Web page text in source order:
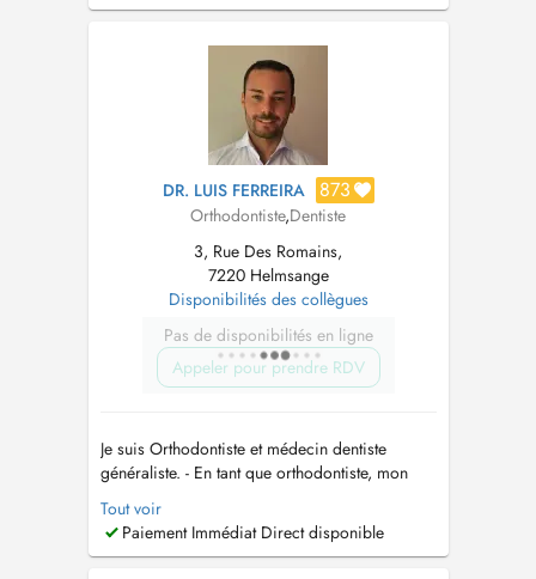
DR. LUIS FERREIRA 873
Orthodontiste,Dentiste
3, Rue Des Romains,
7220 Helmsange
Disponibilités des collègues
Pas de disponibilités en ligne
Appeler pour prendre RDV
Je suis Orthodontiste et médecin dentiste
généraliste. - En tant que orthodontiste, mon
travail consiste en la colocation des appareils
buccodentaires pour l'alignement et le
redressement des dents, mâchoire et tissus
Tout voir
Paiement Immédiat Direct disponible